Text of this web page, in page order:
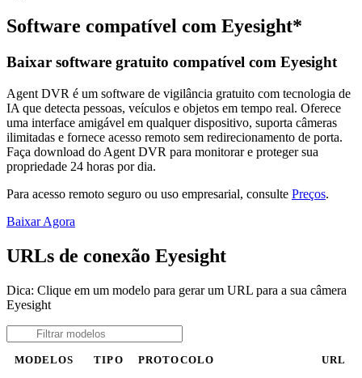
Software compatível com Eyesight*
Baixar software gratuito compatível com Eyesight
Agent DVR é um software de vigilância gratuito com tecnologia de
IA que detecta pessoas, veículos e objetos em tempo real. Oferece
uma interface amigável em qualquer dispositivo, suporta câmeras
ilimitadas e fornece acesso remoto sem redirecionamento de porta.
Faça download do Agent DVR para monitorar e proteger sua
propriedade 24 horas por dia.
Para acesso remoto seguro ou uso empresarial, consulte Preços.
Baixar Agora
URLs de conexão Eyesight
Dica: Clique em um modelo para gerar um URL para a sua câmera
Eyesight
MODELOS TIPO PROTOCOLO URL